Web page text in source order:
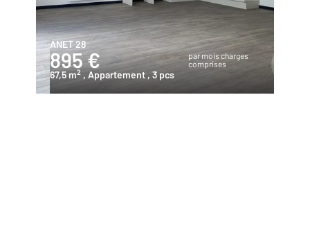
ANET 28
895 €
par mois charges
comprises
67,5 m2 , Appartement , 3 pcs